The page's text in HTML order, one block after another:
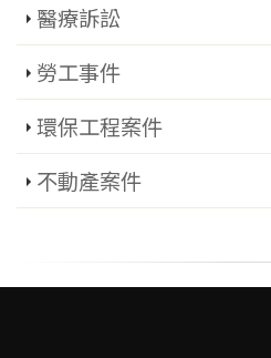
醫療訴訟
勞工事件
環保工程案件
不動產案件